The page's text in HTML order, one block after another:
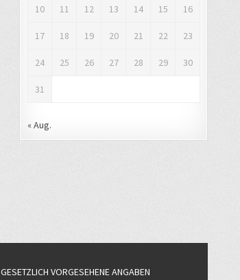
10 11 12 13 14 15 16
17 18 19 20 21 22 23
24 25 26 27 28 29 30
31
« Aug.
GESETZLICH VORGESEHENE ANGABEN